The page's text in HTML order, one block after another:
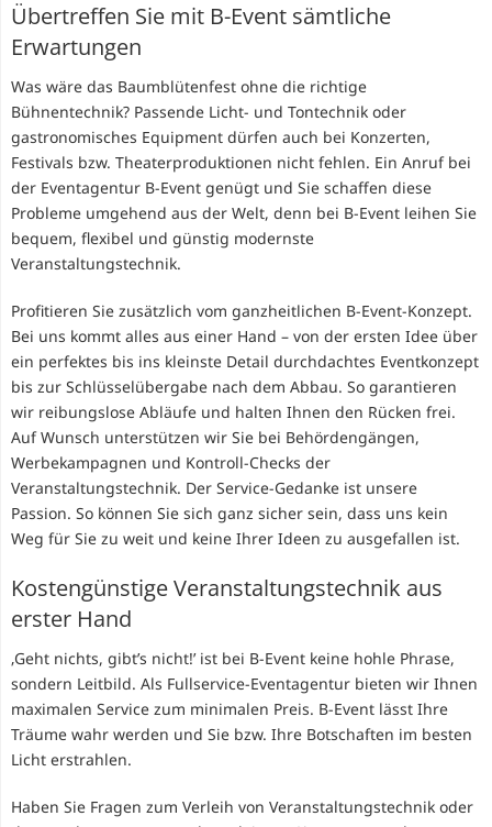
Übertreffen Sie mit B-Event sämtliche
Erwartungen
Was wäre das Baumblütenfest ohne die richtige
Bühnentechnik? Passende Licht- und Tontechnik oder
gastronomisches Equipment dürfen auch bei Konzerten,
Festivals bzw. Theaterproduktionen nicht fehlen. Ein Anruf bei
der Eventagentur B-Event genügt und Sie schaffen diese
Probleme umgehend aus der Welt, denn bei B-Event leihen Sie
bequem, flexibel und günstig modernste
Veranstaltungstechnik.
Profitieren Sie zusätzlich vom ganzheitlichen B-Event-Konzept.
Bei uns kommt alles aus einer Hand – von der ersten Idee über
ein perfektes bis ins kleinste Detail durchdachtes Eventkonzept
bis zur Schlüsselübergabe nach dem Abbau. So garantieren
wir reibungslose Abläufe und halten Ihnen den Rücken frei.
Auf Wunsch unterstützen wir Sie bei Behördengängen,
Werbekampagnen und Kontroll-Checks der
Veranstaltungstechnik. Der Service-Gedanke ist unsere
Passion. So können Sie sich ganz sicher sein, dass uns kein
Weg für Sie zu weit und keine Ihrer Ideen zu ausgefallen ist.
Kostengünstige Veranstaltungstechnik aus
erster Hand
‚Geht nichts, gibt’s nicht!’ ist bei B-Event keine hohle Phrase,
sondern Leitbild. Als Fullservice-Eventagentur bieten wir Ihnen
maximalen Service zum minimalen Preis. B-Event lässt Ihre
Träume wahr werden und Sie bzw. Ihre Botschaften im besten
Licht erstrahlen.
Haben Sie Fragen zum Verleih von Veranstaltungstechnik oder